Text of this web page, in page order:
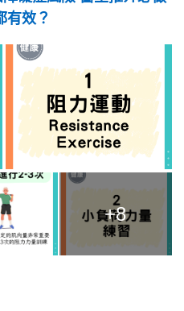
有效？
+8